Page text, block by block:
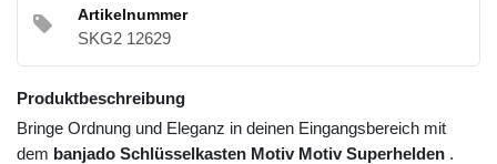
Artikelnummer
SKG2 12629
Produktbeschreibung
Bringe Ordnung und Eleganz in deinen Eingangsbereich mit
dem banjado Schlüsselkasten Motiv Motiv Superhelden .